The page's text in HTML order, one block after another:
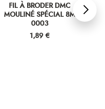
FIL À BRODER DMC
MOULINÉ SPÉCIAL 8M
0003
Prix
1,89 €